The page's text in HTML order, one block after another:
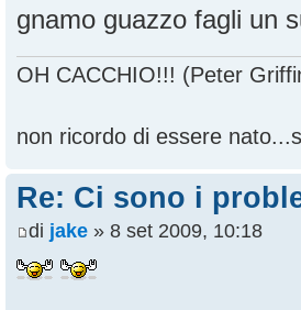
gnamo guazzo fagli un
OH CACCHIO!!! (Peter
non ricordo di essere
Re: Ci sono i
di jake » 8 set 2009, 10:18